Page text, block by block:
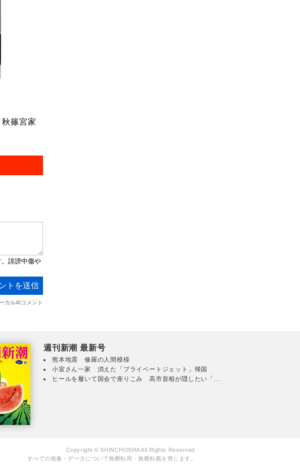
篠宮家
週刊新潮 最新号
熊本地震 修羅の人間模様
小室さん一家 消えた「プライベートジェット」帰国
ヒールを履いて国会で座りこみ 高市首相が隠したい「...
Copyright © SHINCHOSHA All Rights Reserved.
すべての画像・データについて無断転用・無断転載を禁じます。